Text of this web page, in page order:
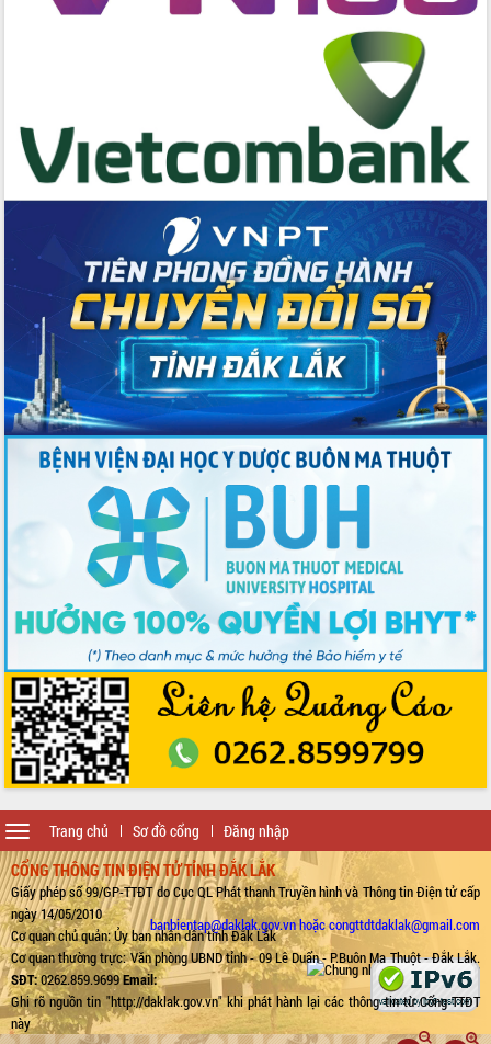
Trang chủ Sơ đồ cổng Đăng nhập
Toggle
navigation
CỔNG THÔNG TIN ĐIỆN TỬ TỈNH ĐẮK LẮK
Giấy phép số 99/GP-TTĐT do Cục QL Phát thanh Truyền hình và Thông tin Điện tử cấp
ngày 14/05/2010
Cơ quan chủ quản: Ủy ban nhân dân tỉnh Đắk Lắk
Cơ quan thường trực: Văn phòng UBND tỉnh - 09 Lê Duẩn - P.Buôn Ma Thuột - Đắk Lắk.
SĐT:0262.859.9699Email:
banbientap@daklak.gov.vn hoặc congttdtdaklak@gmail.com
Ghi rõ nguồn tin "http://daklak.gov.vn" khi phát hành lại các thông tin từ Cổng TTĐT
này